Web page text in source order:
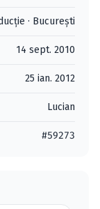
· Bucureşti
14 sept. 2010
25 ian. 2012
Lucian
#59273